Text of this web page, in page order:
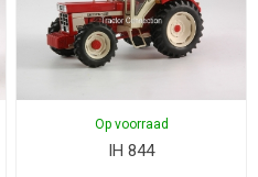
Op voorraad
IH 844